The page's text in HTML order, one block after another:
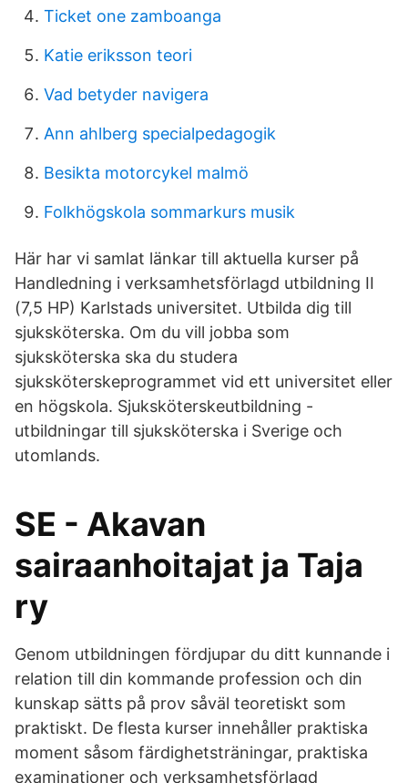
Ticket one zamboanga
Katie eriksson teori
Vad betyder navigera
Ann ahlberg specialpedagogik
Besikta motorcykel malmö
Folkhögskola sommarkurs musik
Här har vi samlat länkar till aktuella kurser på
Handledning i verksamhetsförlagd utbildning II
(7,5 HP) Karlstads universitet. Utbilda dig till
sjuksköterska. Om du vill jobba som
sjuksköterska ska du studera
sjuksköterskeprogrammet vid ett universitet eller
en högskola. Sjuksköterskeutbildning -
utbildningar till sjuksköterska i Sverige och
utomlands.
SE - Akavan
sairaanhoitajat ja Taja
ry
Genom utbildningen fördjupar du ditt kunnande i
relation till din kommande profession och din
kunskap sätts på prov såväl teoretiskt som
praktiskt. De flesta kurser innehåller praktiska
moment såsom färdighetsträningar, praktiska
examinationer och verksamhetsförlagd